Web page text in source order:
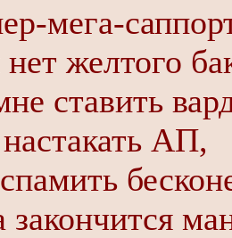
мега-
желтого
ставить
АП,
закончится